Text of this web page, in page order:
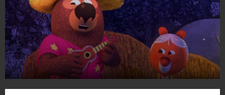
CAFÉ DU CINÉ
PRATIQUE
ÉDUCATION AUX IMAGES